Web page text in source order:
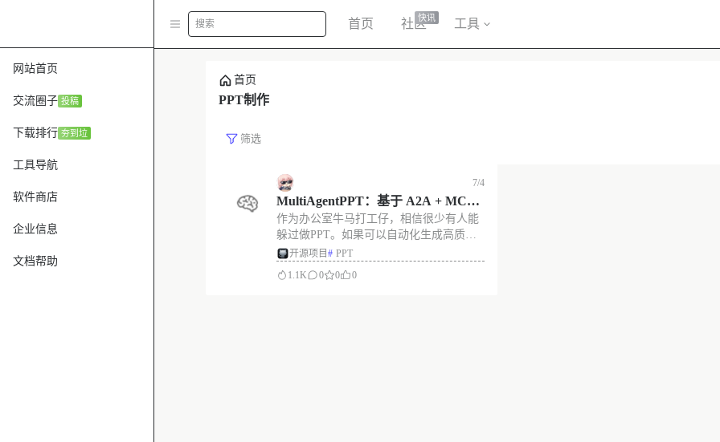
网站首页
交流圈子 投稿
下载排行 夯到垃
工具导航
软件商店
企业信息
文档帮助
搜索 首页 社区快讯 工具
首页
PPT制作
筛选
7/4
MultiAgentPPT：基于 A2A + MCP
+ ADK 的多智能体系统，生成高质
量PPT 内容
作为办公室牛马打工仔，相信很少有人能
躲过做PPT。如果可以自动化生成高质量
PPT文稿那就很美味了。 MultiAgentPPT
作技术，帮助用户快速生成结构清晰、内
开源项目 # PPT
1.1K
0 0 0